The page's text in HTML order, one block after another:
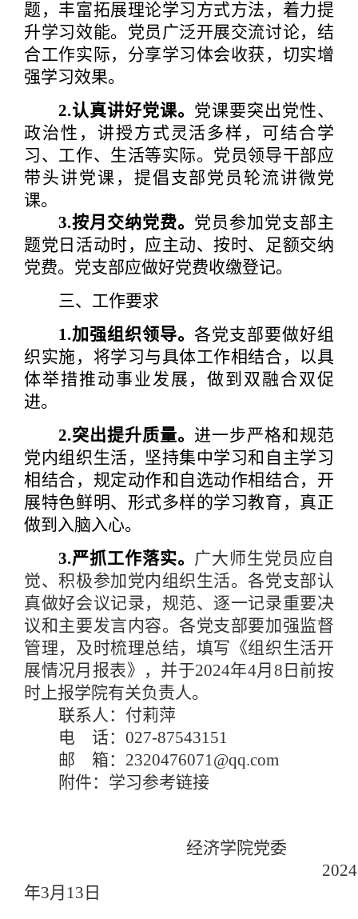
题，丰富拓展理论学习方式方法，着力提
升学习效能。党员广泛开展交流讨论，结
合工作实际，分享学习体会收获，切实增
强学习效果。
2.认真讲好党课。 党课要突出党性、
政治性，讲授方式灵活多样，可结合学
习、工作、生活等实际。党员领导干部应
带头讲党课，提倡支部党员轮流讲微党
课。
3.按月交纳党费。 党员参加党支部主
题党日活动时，应主动、按时、足额交纳
党费。党支部应做好党费收缴登记。
三、工作要求
1.加强组织领导。各党支部要做好组
织实施，将学习与具体工作相结合，以具
体举措推动事业发展，做到双融合双促
进。
2.突出提升质量。 进一步严格和规范
党内组织生活，坚持集中学习和自主学习
相结合，规定动作和自选动作相结合，开
展特色鲜明、形式多样的学习教育，真正
做到入脑入心。
3.严抓工作落实。 广大师生党员应自
觉、积极参加党内组织生活。各党支部认
真做好会议记录，规范、逐一记录重要决
议和主要发言内容。各党支部要加强监督
管理，及时梳理总结，填写《组织生活开
展情况月报表》，并于2024年4月8日前按
时上报学院有关负责人。
联系人：付莉萍
电 话：027-87543151
邮 箱：2320476071@qq.com
附件：学习参考链接
经济学院党委
2024
年3月13日